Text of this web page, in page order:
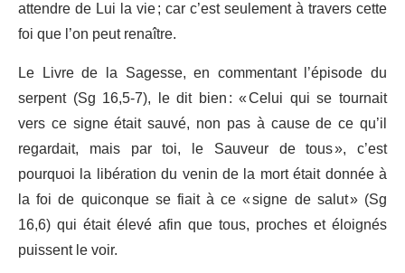
attendre de Lui la vie ; car c’est seulement à travers cette
foi que l’on peut renaître.
Le Livre de la Sagesse, en commentant l’épisode du
serpent (Sg 16,5-7), le dit bien : « Celui qui se tournait
vers ce signe était sauvé, non pas à cause de ce qu’il
regardait, mais par toi, le Sauveur de tous », c’est
pourquoi la libération du venin de la mort était donnée à
la foi de quiconque se fiait à ce « signe de salut » (Sg
16,6) qui était élevé afin que tous, proches et éloignés
puissent le voir.